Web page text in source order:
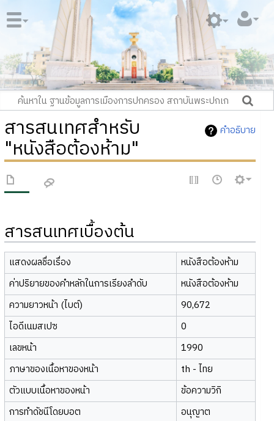
คำอธิบาย
สารสนเทศสำหรับ
"หนังสือต้องห้าม"
สารสนเทศเบื้องต้น
แสดงผลชื่อเรื่อง
หนังสือต้องห้าม
ค่าปริยายของคำหลักในการเรียงลำดับ
หนังสือต้องห้าม
ความยาวหน้า (ไบต์)
90,672
ไอดีเนมสเปซ
0
เลขหน้า
1990
ภาษาของเนื้อหาของหน้า
th - ไทย
ตัวแบบเนื้อหาของหน้า
ข้อความวิกิ
การทำดัชนีโดยบอต
อนุญาต